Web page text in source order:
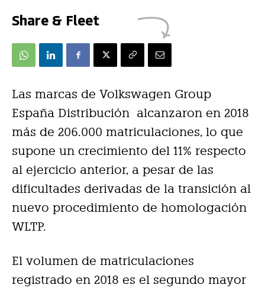
Share & Fleet
Las marcas de Volkswagen Group
España Distribución alcanzaron en 2018
más de 206.000 matriculaciones, lo que
supone un crecimiento del 11% respecto
al ejercicio anterior, a pesar de las
dificultades derivadas de la transición al
nuevo procedimiento de homologación
WLTP.
El volumen de matriculaciones
registrado en 2018 es el segundo mayor